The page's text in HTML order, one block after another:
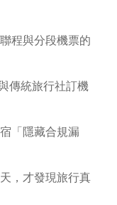
程與分段機票的
傳統旅行社訂機
「隱藏合規漏
，才發現旅行真